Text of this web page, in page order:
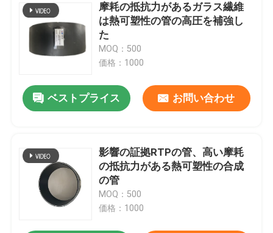
摩耗の抵抗力があるガラス繊維
は熱可塑性の管の高圧を補強し
た
MOQ：500
価格：1000
ベストプライス お問い合わせ
影響の証拠RTPの管、高い摩耗
の抵抗力がある熱可塑性の合成
の管
MOQ：500
価格：1000